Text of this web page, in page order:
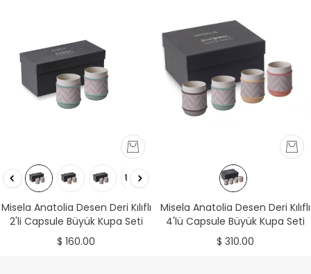
Misela Anatolia Desen Deri Kılıflı
2'li Capsule Büyük Kupa Seti
Nil&Fildişi
$ 160.00
Misela Anatolia Desen Deri Kılıflı
4'lü Capsule Büyük Kupa Seti
Saman&Fildişi-Taş&Fildişi-
Mercan&Fildişi-Nil&Fildişi
$ 310.00